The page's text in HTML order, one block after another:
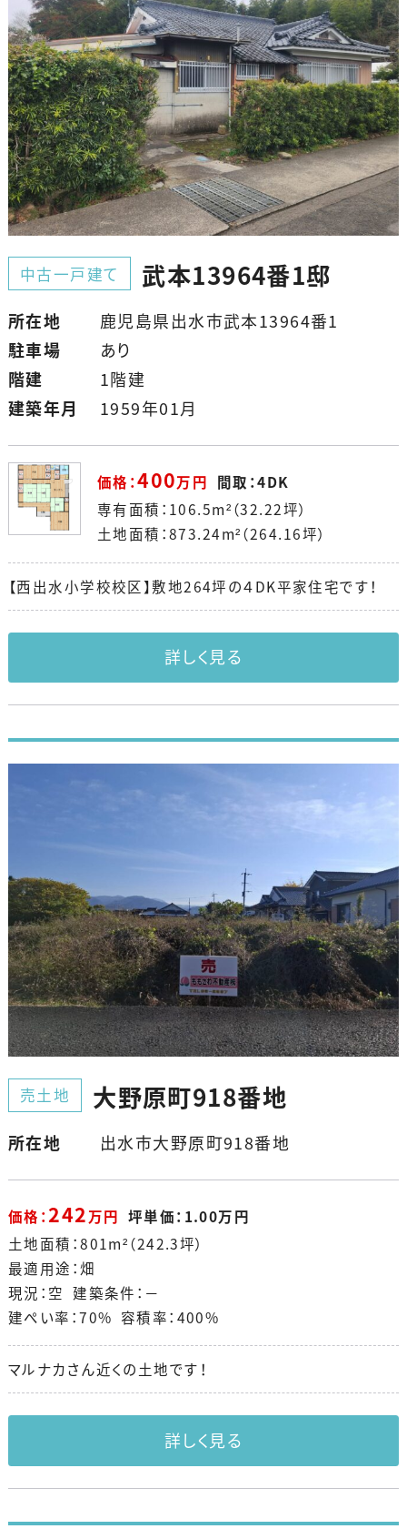
中古一戸建て 武本13964番1邸
所在地
鹿児島県出水市武本13964番1
駐車場
あり
階建
1階建
建築年月
1959年01月
価格：400万円 間取：4DK
専有面積：106.5m²（32.22坪）
土地面積：873.24m²（264.16坪）
【西出水小学校校区】敷地264坪の４DK平家住宅です！
詳しく見る
売土地 大野原町918番地
所在地 出水市大野原町918番地
価格：242万円 坪単価：1.00万円
土地面積：801m²（242.3坪）
最適用途：畑
現況：空 建築条件：－
建ぺい率：70% 容積率：400%
マルナカさん近くの土地です！
詳しく見る